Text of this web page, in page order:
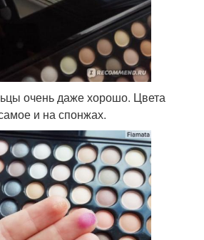
очень даже хорошо. Цвета
и на спонжах.